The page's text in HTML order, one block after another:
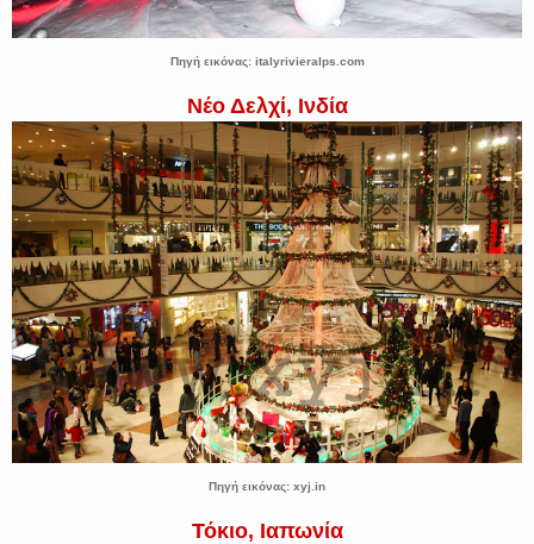
Πηγή εικόνας: italyrivieralps.com
Νέο Δελχί, Ινδία
Πηγή εικόνας: xyj.in
Τόκιο, Ιαπωνία